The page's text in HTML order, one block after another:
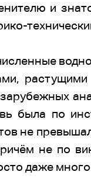
и
растущими
была по
не
не по
даже